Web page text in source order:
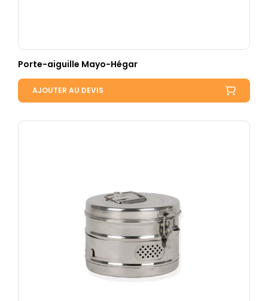
Porte-aiguille Mayo-Hégar
AJOUTER AU DEVIS